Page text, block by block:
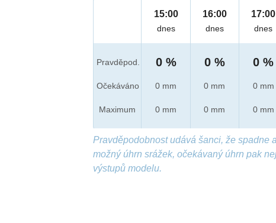
Pravděpod.
Očekáváno
Maximum
15:00
dnes
0 %
0 mm
0 mm
16:00
dnes
0 %
0 mm
0 mm
17:00
dnes
0 %
0 mm
0 mm
Pravděpodobnost udává šanci, že spadne
možný úhrn srážek, očekávaný úhrn pak
výstupů modelu.